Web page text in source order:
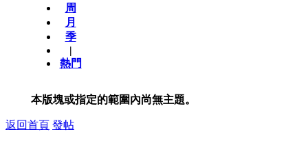
周
月
季
|
熱門
本版塊或指定的範圍內尚無主題。
返回首頁 發帖